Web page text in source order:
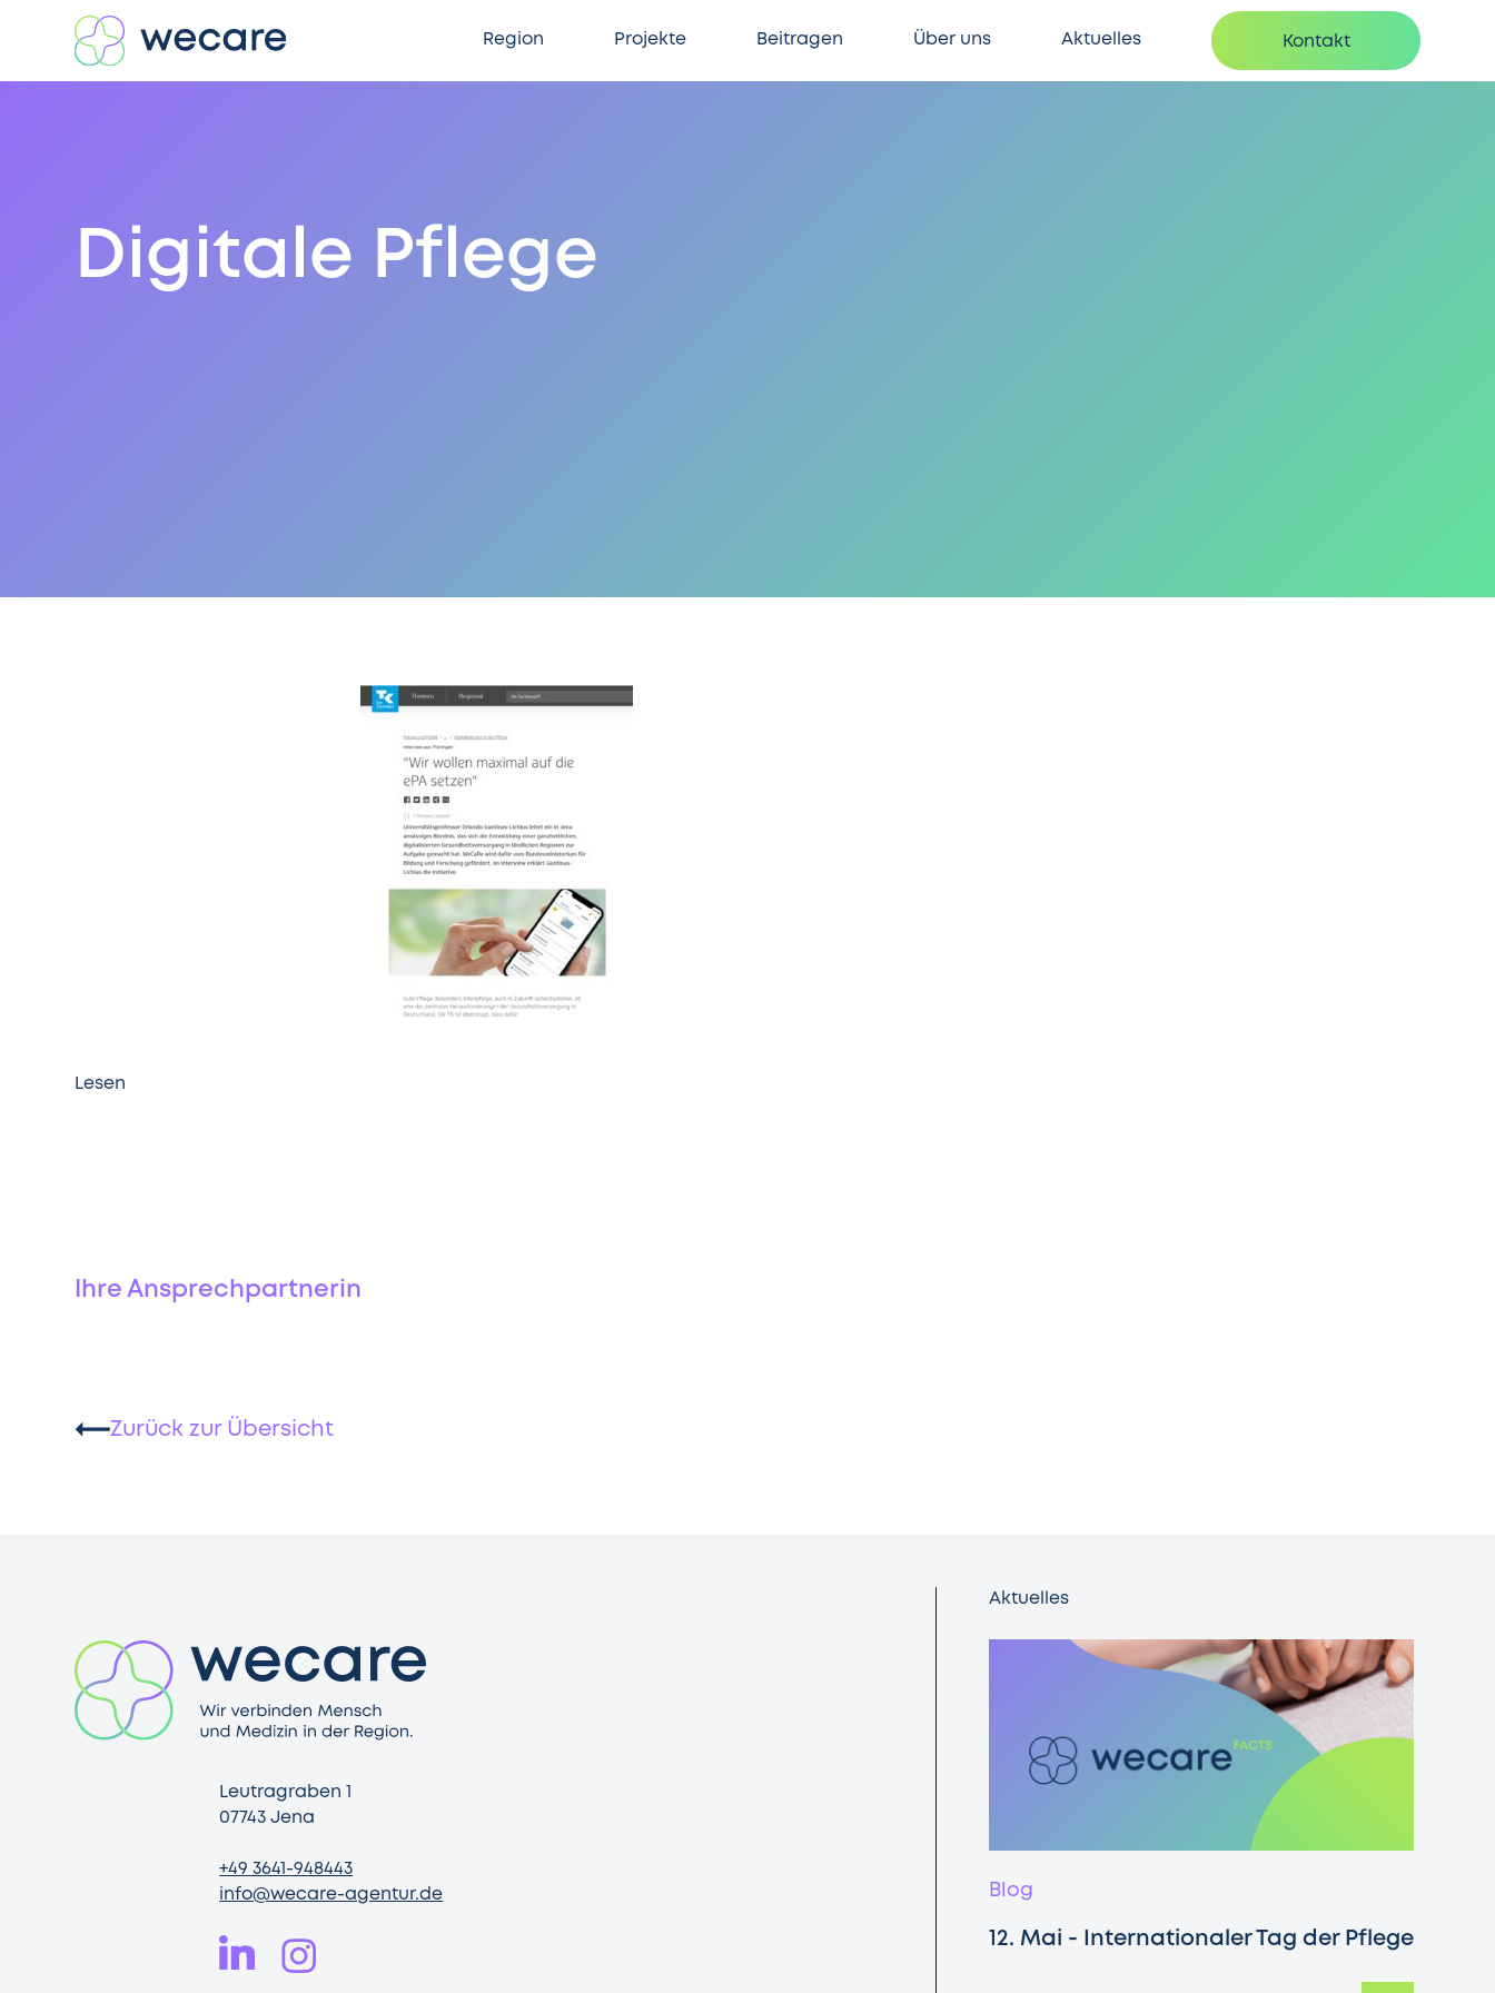
Region Projekte Beitragen Über uns Aktuelles Kontakt
Digitale Pflege
Lesen
Ihre Ansprechpartnerin
Zurück zur Übersicht
Leutragraben 1
07743 Jena
+49 3641-948443
info@wecare-agentur.de
Aktuelles
Blog
12. Mai - Internationaler Tag der Pflege